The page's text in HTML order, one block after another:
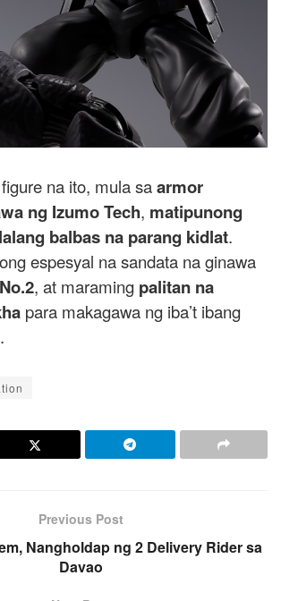
na ito, mula saarmor
ng Izumo Tech, matipunong
balbas na parang kidlat.
espesyal na sandata na ginawa
, at maraming palitan na
para makagawa ng iba’t ibang
.
Previous Post
Nangholdap ng 2 Delivery Rider sa
Davao